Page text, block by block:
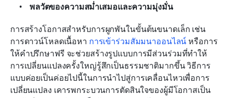
พลวัตของความสม่ำเสมอและความมุ่งมั่น
การสร้างโอกาสสำหรับการผูกพันในขั้นต้นขนาดเล็ก เช่น
การดาวน์โหลดเนื้อหา การเข้าร่วมสัมมนาออนไลน์ หรือการ
ให้คำปรึกษาฟรี จะช่วยสร้างรูปแบบการมีส่วนร่วมที่ทำให้
การเปลี่ยนแปลงครั้งใหญ่รู้สึกเป็นธรรมชาติมากขึ้น วิธีการ
แบบค่อยเป็นค่อยไปนี้ในการนำไปสู่การเคลื่อนไหวเพื่อการ
เปลี่ยนแปลง เคารพกระบวนการตัดสินใจของผู้มีโอกาสเป็น